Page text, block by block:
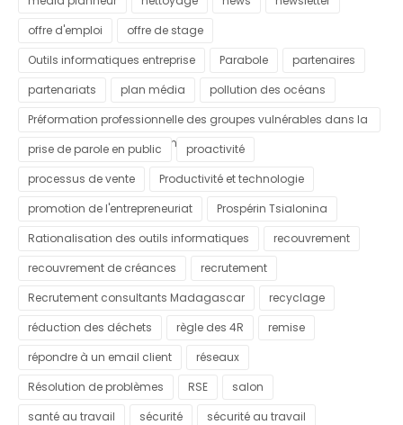
offre d'emploi
offre de stage
Outils informatiques entreprise
Parabole
partenaires
partenariats
plan média
pollution des océans
Préformation professionnelle des groupes vulnérables dans la
commune urbaine d'Antananarivo
prise de parole en public
proactivité
processus de vente
Productivité et technologie
promotion de l'entrepreneuriat
Prospérin Tsialonina
Rationalisation des outils informatiques
recouvrement
recouvrement de créances
recrutement
Recrutement consultants Madagascar
recyclage
réduction des déchets
règle des 4R
remise
répondre à un email client
réseaux
Résolution de problèmes
RSE
salon
santé au travail
sécurité
sécurité au travail